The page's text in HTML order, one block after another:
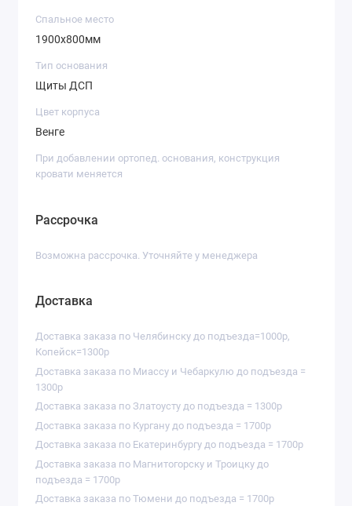
Спальное место
1900х800мм
Тип основания
Щиты ДСП
Цвет корпуса
Венге
При добавлении ортопед. основания, конструкция
кровати меняется
Рассрочка
Возможна рассрочка. Уточняйте у менеджера
Доставка
Доставка заказа по Челябинску до подъезда=1000р,
Копейск=1300р
Доставка заказа по Миассу и Чебаркулю до подъезда =
1300р
Доставка заказа по Златоусту до подъезда = 1300р
Доставка заказа по Кургану до подъезда = 1700р
Доставка заказа по Екатеринбургу до подъезда = 1700р
Доставка заказа по Магнитогорску и Троицку до
подъезда = 1700р
Доставка заказа по Тюмени до подъезда = 1700р